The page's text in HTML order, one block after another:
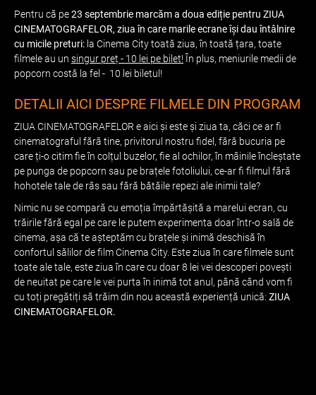
Pentru că pe23 septembrie marcăm a doua ediție pentru ZIUA
CINEMATOGRAFELOR, ziua în care marile ecrane își dau întâlnire
cu micile preturi: la Cinema City toată ziua, în toată țara, toate
filmele au un singur preț - 10 lei pe bilet! În plus, meniurile medii de
popcorn costă la fel - 10 lei biletul!
DETALII AICI DESPRE FILMELE DIN PROGRAM
ZIUA CINEMATOGRAFELOR e aici și este și ziua ta, căci ce ar fi
cinematograful fără tine, privitorul nostru fidel, fără bucuria pe
care ți-o citim fie în colțul buzelor, fie al ochilor, în mâinile încleștate
pe punga de popcorn sau pe brațele fotoliului, ce-ar fi filmul fără
hohotele tale de râs sau fără bătăile repezi ale inimii tale?
Nimic nu se compară cu emoția împărtășită a marelui ecran, cu
trăirile fără egal pe care le putem experimenta doar într-o sală de
cinema, așa că te așteptăm cu brațele și inimă deschisă în
confortul sălilor de film Cinema City. Este ziua în care filmele sunt
toate ale tale, este ziua în care cu doar 8 lei vei descoperi povești
de neuitat pe care le vei purta în inimă tot anul, până când vom fi
cu toți pregătiți să trăim din nou această experiență unică: ZIUA
CINEMATOGRAFELOR.